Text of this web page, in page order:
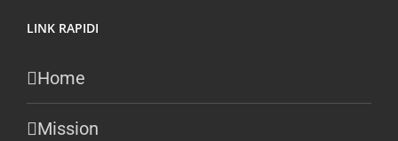
LINK RAPIDI
Home
Mission